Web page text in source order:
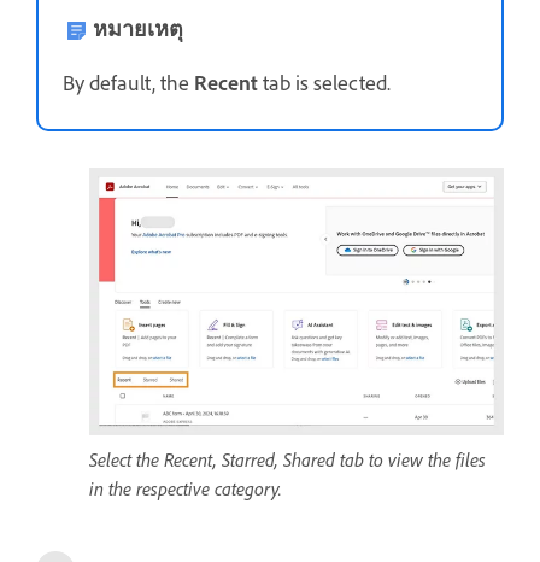
หมายเหตุ
By default, the Recenttab is selected.
Select the Recent, Starred, Shared tab to view the files
in the respective category.